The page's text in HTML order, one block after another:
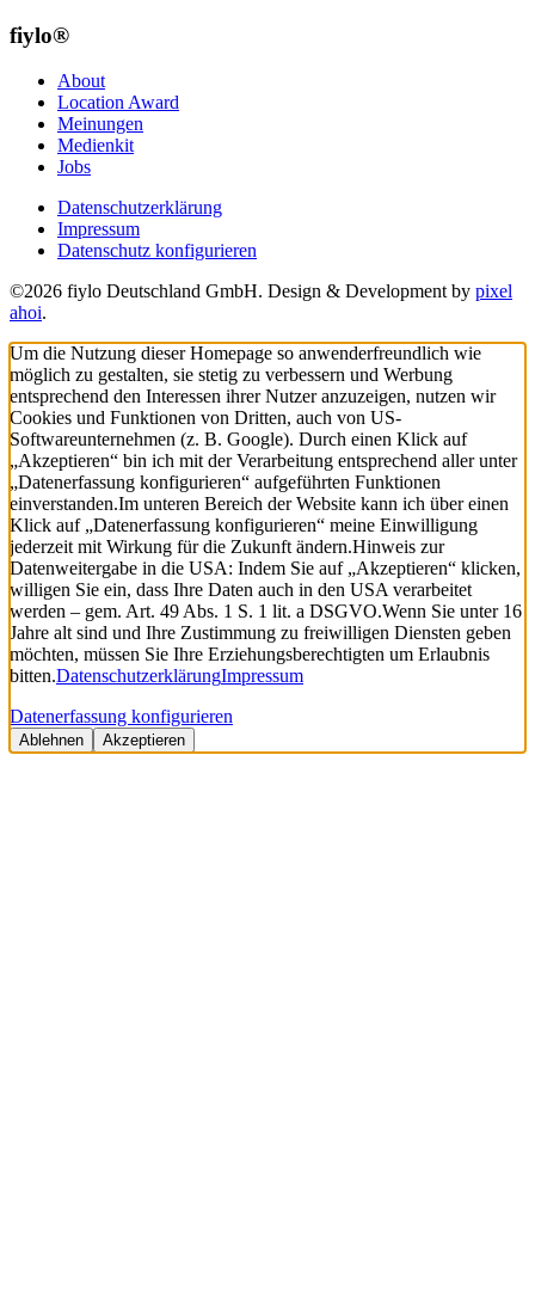
fiylo®
About
Location Award
Meinungen
Medienkit
Jobs
Datenschutzerklärung
Impressum
Datenschutz konfigurieren
©2026 fiylo Deutschland GmbH. Design & Development by pixel
ahoi.
Um die Nutzung dieser Homepage so anwenderfreundlich wie
möglich zu gestalten, sie stetig zu verbessern und Werbung
entsprechend den Interessen ihrer Nutzer anzuzeigen, nutzen wir
Cookies und Funktionen von Dritten, auch von US-
Softwareunternehmen (z. B. Google). Durch einen Klick auf
„Akzeptieren“ bin ich mit der Verarbeitung entsprechend aller unter
„Datenerfassung konfigurieren“ aufgeführten Funktionen
einverstanden.Im unteren Bereich der Website kann ich über einen
Klick auf „Datenerfassung konfigurieren“ meine Einwilligung
jederzeit mit Wirkung für die Zukunft ändern.Hinweis zur
Datenweitergabe in die USA: Indem Sie auf „Akzeptieren“ klicken,
willigen Sie ein, dass Ihre Daten auch in den USA verarbeitet
werden – gem. Art. 49 Abs. 1 S. 1 lit. a DSGVO.Wenn Sie unter 16
Jahre alt sind und Ihre Zustimmung zu freiwilligen Diensten geben
möchten, müssen Sie Ihre Erziehungsberechtigten um Erlaubnis
bitten.DatenschutzerklärungImpressum
Datenerfassung konfigurieren
Ablehnen Akzeptieren